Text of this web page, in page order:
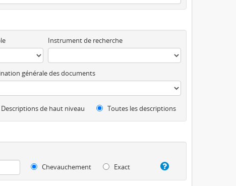
Instrument de recherche
générale des documents
Descriptions de haut niveau Toutes les descriptions
Chevauchement
Exact